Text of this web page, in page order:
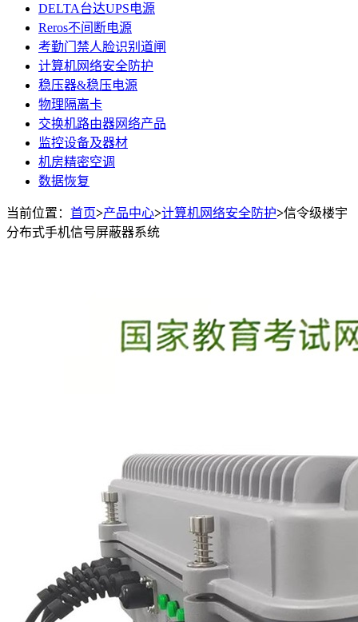
DELTA台达UPS电源
Reros不间断电源
考勤门禁人脸识别道闸
计算机网络安全防护
稳压器&稳压电源
物理隔离卡
交换机路由器网络产品
监控设备及器材
机房精密空调
数据恢复
当前位置： 首页>产品中心>计算机网络安全防护>信令级楼宇
分布式手机信号屏蔽器系统